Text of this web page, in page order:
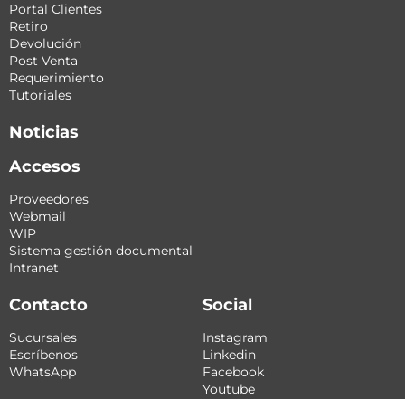
Portal Clientes
Retiro
Devolución
Post Venta
Requerimiento
Tutoriales
Noticias
Accesos
Proveedores
Webmail
WIP
Sistema gestión documental
Intranet
Contacto
Sucursales
Escríbenos
WhatsApp
Social
Instagram
Linkedin
Facebook
Youtube